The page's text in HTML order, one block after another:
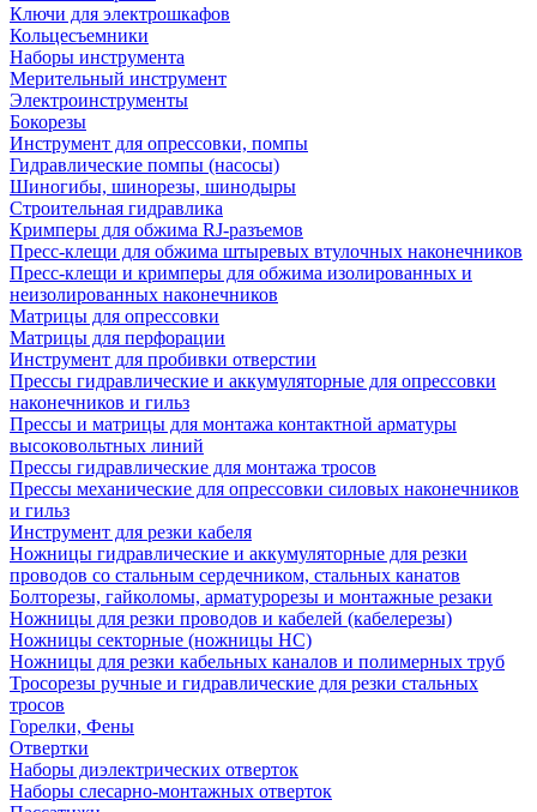
Ключи для электрошкафов
Кольцесъемники
Наборы инструмента
Мерительный инструмент
Электроинструменты
Бокорезы
Инструмент для опрессовки, помпы
Гидравлические помпы (насосы)
Шиногибы, шинорезы, шинодыры
Строительная гидравлика
Кримперы для обжима RJ-разъемов
Пресс-клещи для обжима штыревых втулочных наконечников
Пресс-клещи и кримперы для обжима изолированных и
неизолированных наконечников
Матрицы для опрессовки
Матрицы для перфорации
Инструмент для пробивки отверстии
Прессы гидравлические и аккумуляторные для опрессовки
наконечников и гильз
Прессы и матрицы для монтажа контактной арматуры
высоковольтных линий
Прессы гидравлические для монтажа тросов
Прессы механические для опрессовки силовых наконечников
и гильз
Инструмент для резки кабеля
Ножницы гидравлические и аккумуляторные для резки
проводов со стальным сердечником, стальных канатов
Болторезы, гайколомы, арматурорезы и монтажные резаки
Ножницы для резки проводов и кабелей (кабелерезы)
Ножницы секторные (ножницы НС)
Ножницы для резки кабельных каналов и полимерных труб
Тросорезы ручные и гидравлические для резки стальных
тросов
Горелки, Фены
Отвертки
Наборы диэлектрических отверток
Наборы слесарно-монтажных отверток